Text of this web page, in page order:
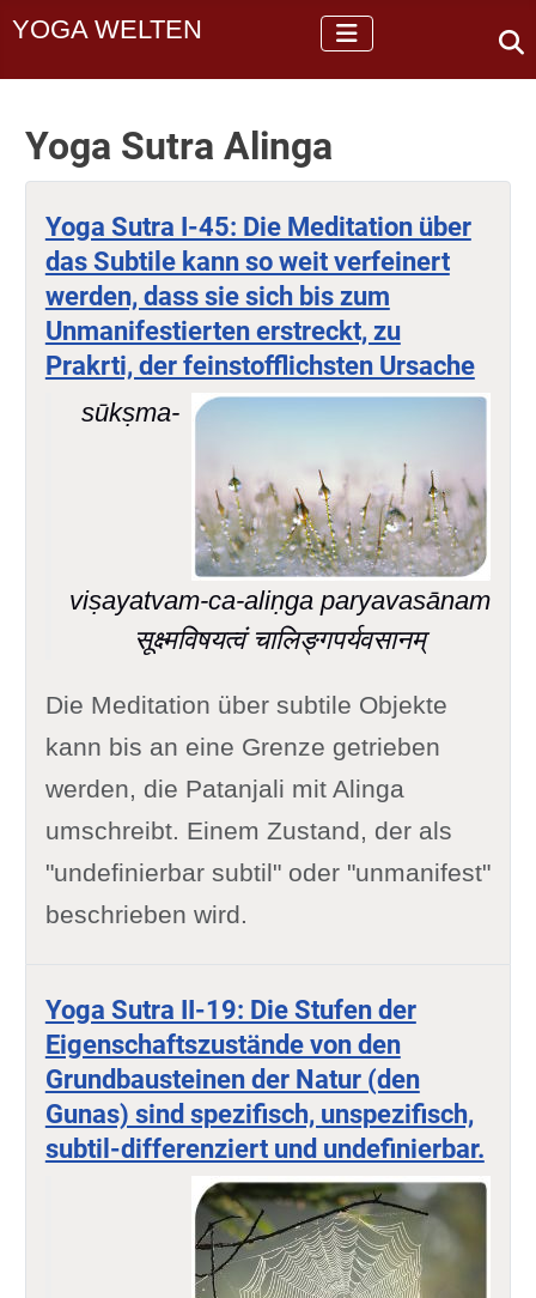
YOGA WELTEN
Yoga Sutra Alinga
Yoga Sutra I-45: Die Meditation über
das Subtile kann so weit verfeinert
werden, dass sie sich bis zum
Unmanifestierten erstreckt, zu
Prakrti, der feinstofflichsten Ursache
sūkṣma-
viṣayatvam-ca-aliṇga paryavasānam
सूक्ष्मविषयत्वं चालिङ्गपर्यवसानम्
Die Meditation über subtile Objekte
kann bis an eine Grenze getrieben
werden, die Patanjali mit Alinga
umschreibt. Einem Zustand, der als
"undefinierbar subtil" oder "unmanifest"
beschrieben wird.
Yoga Sutra II-19: Die Stufen der
Eigenschaftszustände von den
Grundbausteinen der Natur (den
Gunas) sind spezifisch, unspezifisch,
subtil-differenziert und undefinierbar.